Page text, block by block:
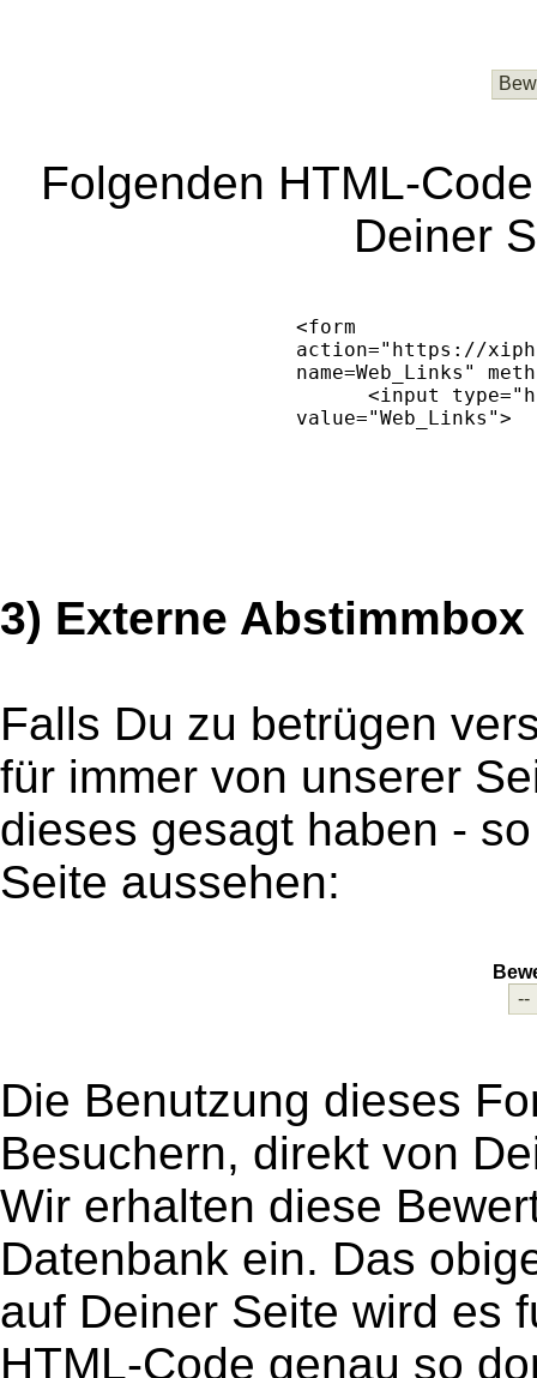
Folgenden HTML-
Deiner
3) Externe Abstimmbox
Falls Du zu betrügen
für immer von unserer
dieses gesagt haben -
Seite aussehen:
Die Benutzung dieses
Besuchern, direkt von
Wir erhalten diese
Datenbank ein. Das
auf Deiner Seite wird es
HTML-Code genau so